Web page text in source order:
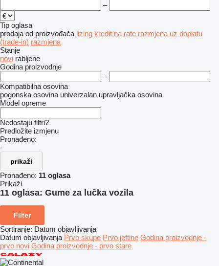
–
Tip oglasa
prodaja od proizvođača lizing kredit na rate razmjena uz doplatu
(trade-in) razmjena
Stanje
novi rabljene
Godina proizvodnje
–
Kompatibilna osovina
pogonska osovina univerzalan upravljačka osovina
Model opreme
Nedostaju filtri?
Predložite izmjenu
Pronađeno:
-
prikaži
Pronađeno: 11 oglasa
Prikaži
11 oglasa: Gume za lučka vozila
Filter
Sortiranje: Datum objavljivanja
Datum objavljivanja Prvo skupe Prvo jeftine Godina proizvodnje -
prvo novi Godina proizvodnje - prvo stare